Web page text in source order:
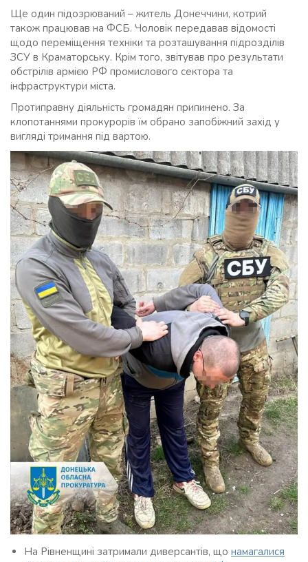
Ще один підозрюваний – житель Донеччини, котрий
також працював на ФСБ. Чоловік передавав відомості
щодо переміщення техніки та розташування підрозділів
ЗСУ в Краматорську. Крім того, звітував про результати
обстрілів армією РФ промислового сектора та
інфраструктури міста.
Протиправну діяльність громадян припинено. За
клопотаннями прокурорів їм обрано запобіжний захід у
вигляді тримання під вартою.
На Рівненщині затримали диверсантів, що намагалися